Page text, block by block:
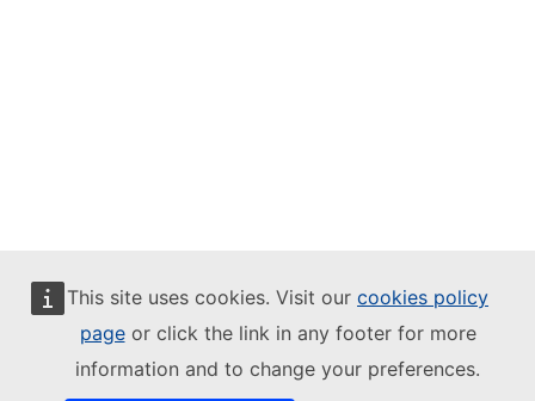
This site uses cookies. Visit our cookies policy
pageor click the link in any footer for more
information and to change your preferences.
Intellectueel eigendom: EUSurvey is ontwikkeld door DG DIGIT en
gefinancierd door ISA,ISA²en hetprogramma Digital Europe(DIGITAL).
Het is volledig open source en verschijnt onder de
EUPL